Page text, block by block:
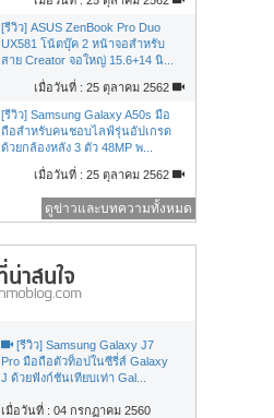
[รีวิว] ASUS ZenBook Pro Duo
UX581 โน้ตบุ๊ค 2 หน้าจอสำหรับ
สาย Creator จอใหญ่ 15.6+14 นิ...
เมื่อวันที่ : 25 ตุลาคม 2562
[รีวิว] Samsung Galaxy A50s มือ
ถือสำหรับคนชอบไลฟ์รุ่นอัปเกรด
ด้วยกล้องหลัง 3 ตัว 48MP พ...
เมื่อวันที่ : 25 ตุลาคม 2562
ดูข่าวและบทความทั้งหมด
[รีวิว] Samsung Galaxy J7
Pro มือถือตัวท็อปในซีรี่ส์ Galaxy
J ด้วยฟังก์ชันเทียบเท่า Gal...
เมื่อวันที่ : 04 กรกฏาคม 2560